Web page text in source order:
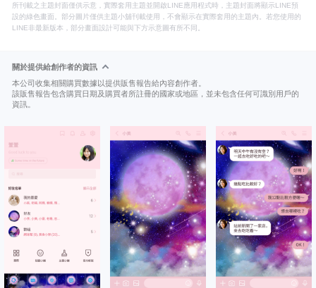
所刊載之主題封面僅供示意，實際套用主題並開啟LINE應用程式時，主題封面將顯示LINE預
設的綠色畫面。部分圖片僅供主題小舖刊載使用，不會顯示在實際套用的主題內。若您使用的
LINE非最新版本，部分畫面設計可能與下方示意圖有所不同。
關於提供給創作者的資訊
本公司收集相關購買數據以提供販售報告給內容創作者。
該販售報告包含購買日期及購買者所註冊的國家或地區，並未包含任何可識別用戶的
資訊。